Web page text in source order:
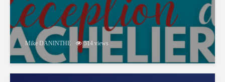
Mike DANINTHE 514 views